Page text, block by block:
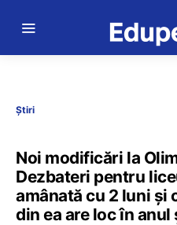
Știri
Noi modificări la
Dezbateri pentru
amânată cu 2 luni și
din ea are loc în